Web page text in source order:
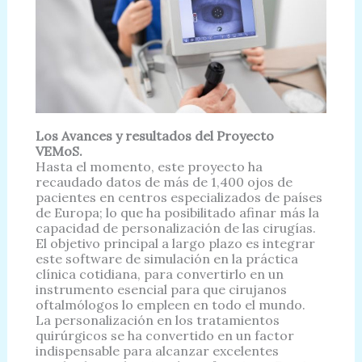
Los Avances y resultados del Proyecto
VEMoS.
Hasta el momento, este proyecto ha
recaudado datos de más de 1,400 ojos de
pacientes en centros especializados de países
de Europa; lo que ha posibilitado afinar más la
capacidad de personalización de las cirugías.
El objetivo principal a largo plazo es integrar
este software de simulación en la práctica
clínica cotidiana, para convertirlo en un
instrumento esencial para que cirujanos
oftalmólogos lo empleen en todo el mundo.
La personalización en los tratamientos
quirúrgicos se ha convertido en un factor
indispensable para alcanzar excelentes